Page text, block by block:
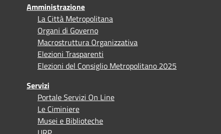
Amministrazione
La Città Metropolitana
Organi di Governo
Macrostruttura Organizzativa
Elezioni Trasparenti
Elezioni del Consiglio Metropolitano 2025
Servizi
Portale Servizi On Line
Le Ciminiere
Musei e Biblioteche